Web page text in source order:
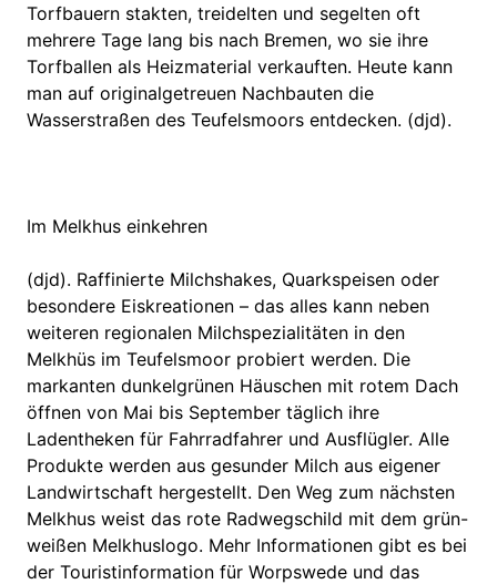
Torfbauern stakten, treidelten und segelten oft
mehrere Tage lang bis nach Bremen, wo sie ihre
Torfballen als Heizmaterial verkauften. Heute kann
man auf originalgetreuen Nachbauten die
Wasserstraßen des Teufelsmoors entdecken. (djd).
Im Melkhus einkehren
(djd). Raffinierte Milchshakes, Quarkspeisen oder
besondere Eiskreationen – das alles kann neben
weiteren regionalen Milchspezialitäten in den
Melkhüs im Teufelsmoor probiert werden. Die
markanten dunkelgrünen Häuschen mit rotem Dach
öffnen von Mai bis September täglich ihre
Ladentheken für Fahrradfahrer und Ausflügler. Alle
Produkte werden aus gesunder Milch aus eigener
Landwirtschaft hergestellt. Den Weg zum nächsten
Melkhus weist das rote Radwegschild mit dem grün-
weißen Melkhuslogo. Mehr Informationen gibt es bei
der Touristinformation für Worpswede und das